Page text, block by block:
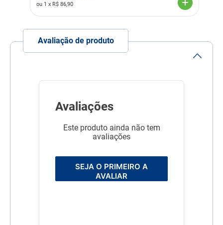
ou 1 x R$ 86,90
Avaliação de produto
Avaliações
Este produto ainda não tem
avaliações
SEJA O PRIMEIRO A
AVALIAR